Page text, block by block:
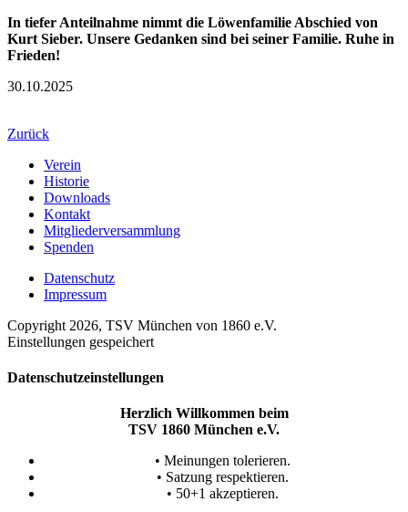
In tiefer Anteilnahme nimmt die Löwenfamilie Abschied von
Kurt Sieber. Unsere Gedanken sind bei seiner Familie. Ruhe in
Frieden!
30.10.2025
Zurück
Verein
Historie
Downloads
Kontakt
Mitgliederversammlung
Spenden
Datenschutz
Impressum
Copyright 2026, TSV München von 1860 e.V.
Einstellungen gespeichert
Datenschutzeinstellungen
Herzlich Willkommen beim
TSV 1860 München e.V.
• Meinungen tolerieren.
• Satzung respektieren.
• 50+1 akzeptieren.